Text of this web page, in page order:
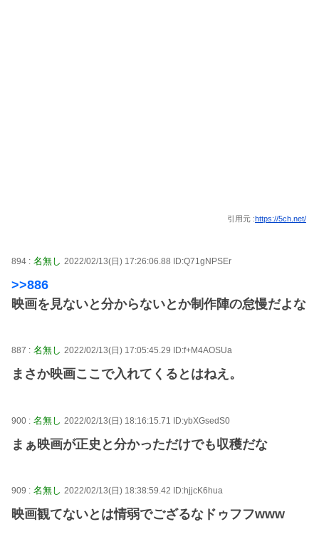
引用元 :https://5ch.net/
894 : 名無し 2022/02/13(日) 17:26:06.88 ID:Q71gNPSEr
>>886
映画を見ないと分からないとか制作陣の怠慢だよな
887 : 名無し 2022/02/13(日) 17:05:45.29 ID:f+M4AOSUa
まさか映画ここで入れてくるとはねえ。
900 : 名無し 2022/02/13(日) 18:16:15.71 ID:ybXGsedS0
まぁ映画が正史と分かっただけでも収穫だな
909 : 名無し 2022/02/13(日) 18:38:59.42 ID:hjjcK6hua
映画観てないとは情弱でござるなドゥフフwww